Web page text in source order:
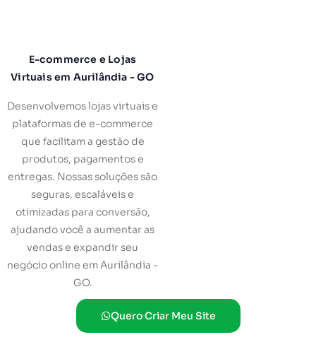
E-commerce e Lojas
Virtuais em Aurilândia - GO
Desenvolvemos lojas virtuais e
plataformas de e-commerce
que facilitam a gestão de
produtos, pagamentos e
entregas. Nossas soluções são
seguras, escaláveis e
otimizadas para conversão,
ajudando você a aumentar as
vendas e expandir seu
negócio online em Aurilândia -
GO.
Quero Criar Meu Site